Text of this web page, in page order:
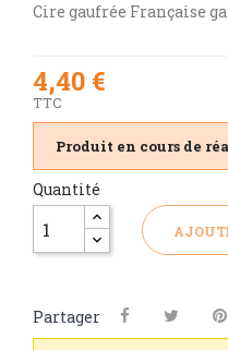
Cire gaufrée Française
4,40 €
TTC
Produit en cours de
Quantité
Partager